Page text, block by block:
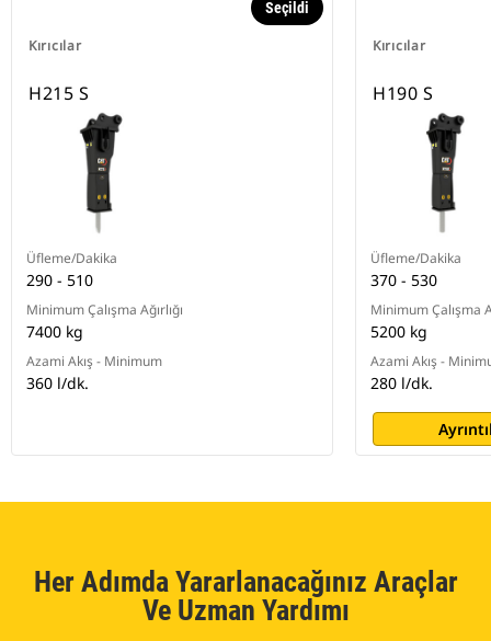
Kırıcılar
Seçildi
H215 S
Üfleme/Dakika
290 - 510
Minimum Çalışma Ağırlığı
7400 kg
Azami Akış - Minimum
360 l/dk.
Kırıcılar
H190 S
Üfleme/Dakika
370 - 530
Minimum Çalışma
5200 kg
Azami Akış -
280 l/dk.
Her Adımda Yararlanacağınız Araçlar
Ve Uzman Yardımı